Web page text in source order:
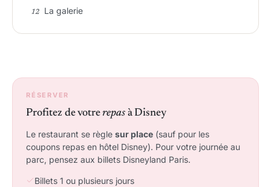
La galerie
RÉSERVER
Profitez de votrerepasà Disney
Le restaurant se règle sur place (sauf pour les
coupons repas en hôtel Disney). Pour votre journée au
parc, pensez aux billets Disneyland Paris.
Billets 1 ou plusieurs jours